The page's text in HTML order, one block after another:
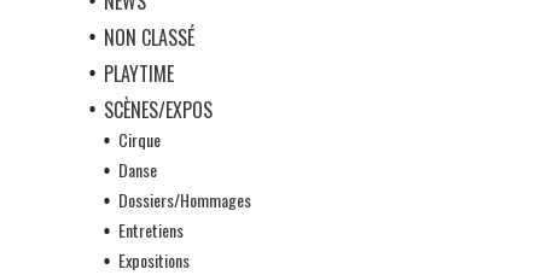
NON CLASSÉ
PLAYTIME
SCÈNES/EXPOS
Cirque
Danse
Dossiers/Hommages
Entretiens
Expositions